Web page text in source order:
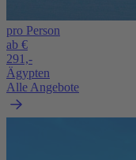
pro Person
ab €
291,-
Ägypten
Alle Angebote